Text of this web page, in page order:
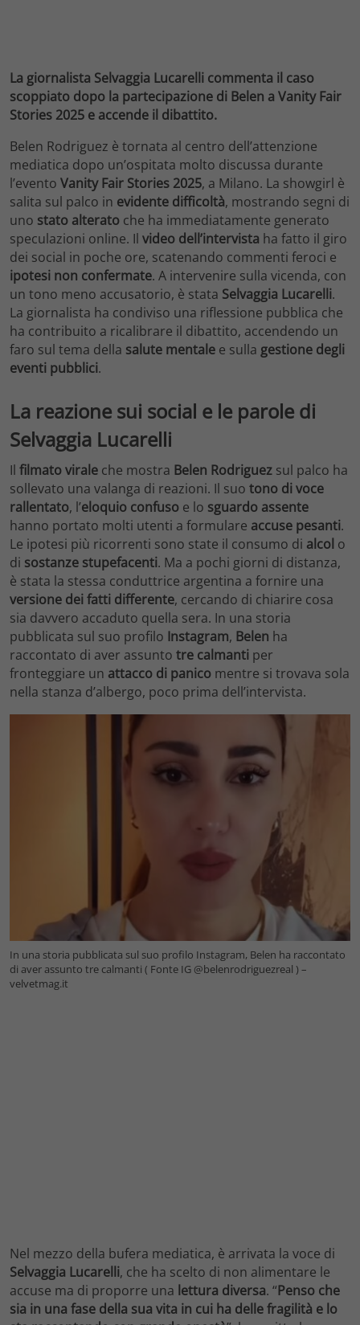
La giornalista Selvaggia Lucarelli commenta il caso
scoppiato dopo la partecipazione di Belen a Vanity Fair
Stories 2025 e accende il dibattito.
Belen Rodriguez è tornata al centro dell’attenzione
mediatica dopo un’ospitata molto discussa durante
l’evento Vanity Fair Stories 2025, a Milano. La showgirl è
salita sul palco in evidente difficoltà, mostrando segni di
uno stato alterato che ha immediatamente generato
speculazioni online. Il video dell’intervista ha fatto il giro
dei social in poche ore, scatenando commenti feroci e
ipotesi non confermate. A intervenire sulla vicenda, con
un tono meno accusatorio, è stata Selvaggia Lucarelli.
La giornalista ha condiviso una riflessione pubblica che
ha contribuito a ricalibrare il dibattito, accendendo un
faro sul tema della salute mentale e sulla gestione degli
eventi pubblici.
La reazione sui social e le parole di
Selvaggia Lucarelli
Il filmato virale che mostra Belen Rodriguez sul palco ha
sollevato una valanga di reazioni. Il suo tono di voce
rallentato, l’eloquio confuso e lo sguardo assente
hanno portato molti utenti a formulare accuse pesanti.
Le ipotesi più ricorrenti sono state il consumo di alcol o
di sostanze stupefacenti. Ma a pochi giorni di distanza,
è stata la stessa conduttrice argentina a fornire una
versione dei fatti differente, cercando di chiarire cosa
sia davvero accaduto quella sera. In una storia
pubblicata sul suo profilo Instagram, Belen ha
raccontato di aver assunto tre calmanti per
fronteggiare un attacco di panico mentre si trovava sola
nella stanza d’albergo, poco prima dell’intervista.
In una storia pubblicata sul suo profilo Instagram, Belen ha raccontato
di aver assunto tre calmanti ( Fonte IG @belenrodriguezreal ) –
velvetmag.it
Nel mezzo della bufera mediatica, è arrivata la voce di
Selvaggia Lucarelli, che ha scelto di non alimentare le
accuse ma di proporre una lettura diversa. “Penso che
sia in una fase della sua vita in cui ha delle fragilità e lo